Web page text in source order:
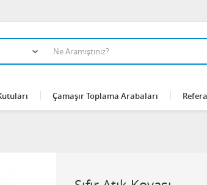
Çamaşır Toplama Arabaları